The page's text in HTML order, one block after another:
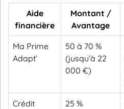
Aide
financière
Montant /
Avantage
Ma Prime
Adapt’
50 à 70 %
(jusqu’à 22
000 €)
Crédit
25 %